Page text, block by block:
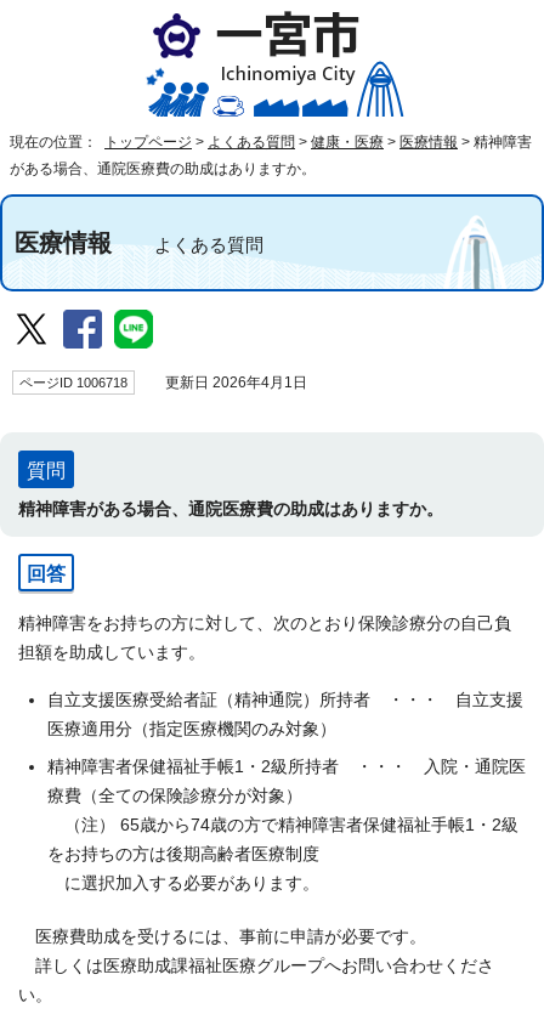
現在の位置： トップページ > よくある質問 > 健康・医療 > 医療情報 > 精神障害
がある場合、通院医療費の助成はありますか。
医療情報よくある質問
ページID 1006718 更新日 2026年4月1日
質問
精神障害がある場合、通院医療費の助成はありますか。
回答
精神障害をお持ちの方に対して、次のとおり保険診療分の自己負
担額を助成しています。
自立支援医療受給者証（精神通院）所持者 ・・・ 自立支援
医療適用分（指定医療機関のみ対象）
精神障害者保健福祉手帳1・2級所持者 ・・・ 入院・通院医
療費（全ての保険診療分が対象）
（注） 65歳から74歳の方で精神障害者保健福祉手帳1・2級
をお持ちの方は後期高齢者医療制度
に選択加入する必要があります。
医療費助成を受けるには、事前に申請が必要です。
詳しくは医療助成課福祉医療グループへお問い合わせくださ
い。